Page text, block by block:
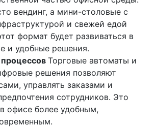
вендинг, а мини-столовые с
и свежей едой
формат будет развиваться в
и удобные решения.
Торговые автоматы и
решения позволяют
управлять заказами и
сотрудников. Это
офисе более удобным,